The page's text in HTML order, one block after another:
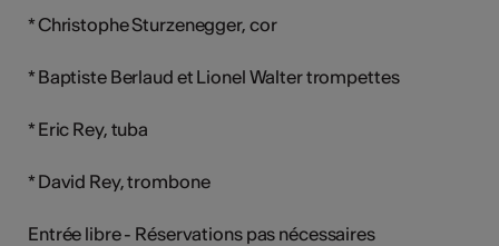
* Christophe Sturzenegger, cor
* Baptiste Berlaud et Lionel Walter trompettes
* Eric Rey, tuba
* David Rey, trombone
Entrée libre - Réservations pas nécessaires